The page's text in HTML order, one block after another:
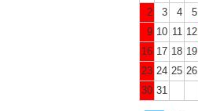
2
3 4 5
9 10 11 12
16 17 18 19
23 24 25 26
30 31